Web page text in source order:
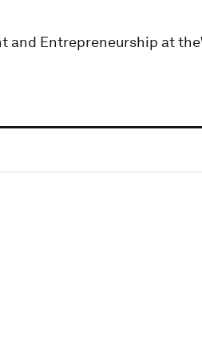
and Entrepreneurship at